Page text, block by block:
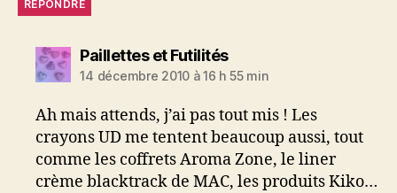
RÉPONDRE
Paillettes et Futilitésdit :
14 décembre 2010 à 16 h 55 min
Ah mais attends, j’ai pas tout mis ! Les
crayons UD me tentent beaucoup aussi, tout
comme les coffrets Aroma Zone, le liner
crème blacktrack de MAC, les produits Kiko…